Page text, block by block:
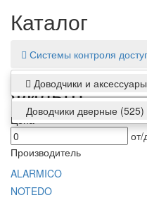
Каталог
Системы контроля
Доводчики и аксессуары
Доводчики дверные (525)
Фильтр
Цена
от/
Производитель
ALARMICO
NOTEDO